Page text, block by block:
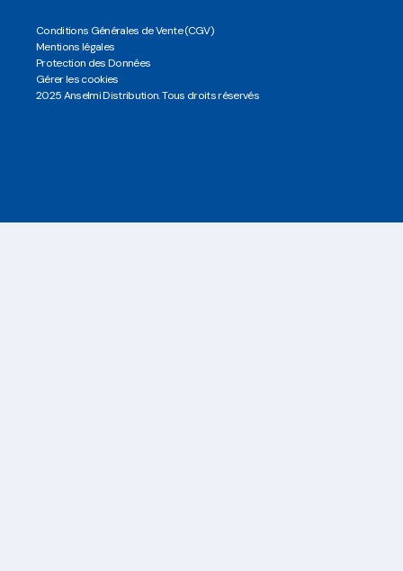
Conditions Générales de Vente (CGV)
Mentions légales
Protection des Données
Gérer les cookies
2025 Anselmi Distribution. Tous droits réservés